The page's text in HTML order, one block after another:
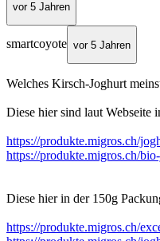
vor 5 Jahren
smartcoyote vor 5 Jahren
Welches Kirsch-Joghurt
Diese hier sind laut Webseite
https://produkte.migros.ch/
https://produkte.migros.ch/
Diese hier in der 150g
https://produkte.migros.ch/